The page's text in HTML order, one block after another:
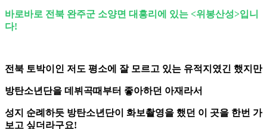
바로바로 전북 완주군 소양면 대흥리에 있는 <위봉산성>입니
다!
전북 토박이인 저도 평소에 잘 모르고 있는 유적지였긴 했지만
방탄소년단을 데뷔곡때부터 좋아하던 아재라서
성지 순례하듯 방탄소년단이 화보촬영을 했던 이 곳을 한번 가
보고 싶더라구요!